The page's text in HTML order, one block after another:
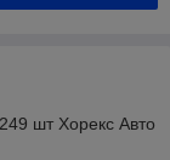
шт Хорекс Авто